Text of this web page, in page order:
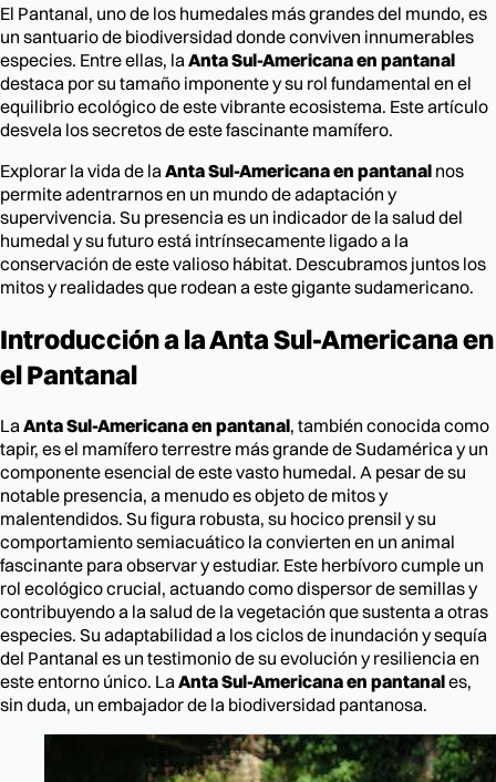
El Pantanal, uno de los humedales más grandes del mundo, es
un santuario de biodiversidad donde conviven innumerables
especies. Entre ellas, la Anta Sul-Americana en pantanal
destaca por su tamaño imponente y su rol fundamental en el
equilibrio ecológico de este vibrante ecosistema. Este artículo
desvela los secretos de este fascinante mamífero.
Explorar la vida de la Anta Sul-Americana en pantanal nos
permite adentrarnos en un mundo de adaptación y
supervivencia. Su presencia es un indicador de la salud del
humedal y su futuro está intrínsecamente ligado a la
conservación de este valioso hábitat. Descubramos juntos los
mitos y realidades que rodean a este gigante sudamericano.
Introducción a la Anta Sul-Americana en
el Pantanal
La Anta Sul-Americana en pantanal, también conocida como
tapir, es el mamífero terrestre más grande de Sudamérica y un
componente esencial de este vasto humedal. A pesar de su
notable presencia, a menudo es objeto de mitos y
malentendidos. Su figura robusta, su hocico prensil y su
comportamiento semiacuático la convierten en un animal
fascinante para observar y estudiar. Este herbívoro cumple un
rol ecológico crucial, actuando como dispersor de semillas y
contribuyendo a la salud de la vegetación que sustenta a otras
especies. Su adaptabilidad a los ciclos de inundación y sequía
del Pantanal es un testimonio de su evolución y resiliencia en
este entorno único. La Anta Sul-Americana en pantanales,
sin duda, un embajador de la biodiversidad pantanosa.